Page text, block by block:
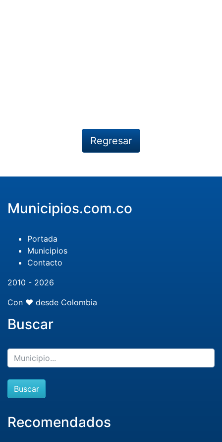
Regresar
Municipios.com.co
Portada
Municipios
Contacto
2010 - 2026
Con ❤️ desde Colombia
Buscar
Buscar
Recomendados